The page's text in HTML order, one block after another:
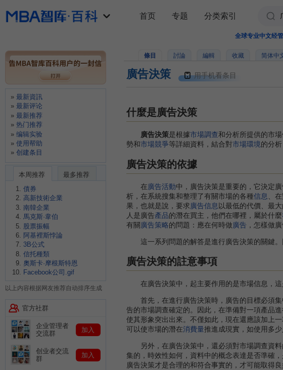
全球专业中文经
條目 討論 編輯 收藏 简体中
廣告決策 用手机看条目
什麼是廣告決策
廣告決策是根據市場調查和分析所提供的市場
勢和市場競爭等詳細資料，結合對市場環境的分
廣告決策的依據
在廣告活動中，廣告決策是重要的，它決定
析，在系統搜集和整理了有關市場的各種信息
、
果，也就是說，要求廣告信息 以最低的代價、最
人是廣告產品的潛在買主，他們在哪裡，屬於什麼
有關 廣告策略的問題：應在何時做廣告 ，怎樣做
這一系列問題的解答是進行廣告決策的關鍵。
廣告決策的註意事項
在廣告決策中，起主要作用的是市場信息，這
首先，在進行廣告決策時，廣告的目標必須集
告的市場調查確定的。因此，在準備對一項產品
使其形象突出出來。不僅如此，現在還應該加上
可以使市場的潛在消費量推進成現實，如使用多少
另外，在廣告決策中，還必須對市場調查資料
集的，時效性如何，資料中的概念表達是否準確
廣告決策才是合理的和符合事實的，才可能取得良
首页 专题 分类索引
最新資訊
最新评论
最新推荐
热门推荐
编辑实验
使用帮助
创建条目
本周推荐
最多推荐
債券
高新技術企業
南韓企業
馬克斯·韋伯
股票振幅
阿基裡斯悖論
3B公式
信托種類
奧斯卡·摩根斯特恩
Facebook公司.gif
以上内容根据网友推荐自动排序生成
官方社群
企业管理者
交流群
加入
创业者交流
群
加入